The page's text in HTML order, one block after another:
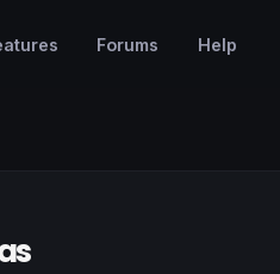
Forums Help